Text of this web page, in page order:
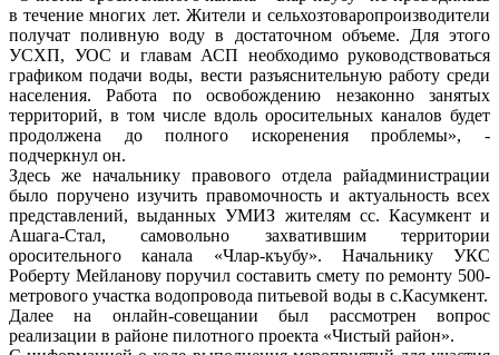
в течение многих лет. Жители и сельхозтоваропроизводители
получат поливную воду в достаточном объеме. Для этого
УСХП, УОС и главам АСП необходимо руководствоваться
графиком подачи воды, вести разъяснительную работу среди
населения. Работа по освобождению незаконно занятых
территорий, в том числе вдоль оросительных каналов будет
продолжена до полного искоренения проблемы», -
подчеркнул он.
Здесь же начальнику правового отдела райадминистрации
было поручено изучить правомочность и актуальность всех
представлений, выданных УМИЗ жителям сс. Касумкент и
Ашага-Стал, самовольно захватившим территории
оросительного канала «Члар-къубу». Начальнику УКС
Роберту Мейланову поручил составить смету по ремонту 500-
метрового участка водопровода питьевой воды в с.Касумкент.
Далее на онлайн-совещании был рассмотрен вопрос
реализации в районе пилотного проекта «Чистый район».